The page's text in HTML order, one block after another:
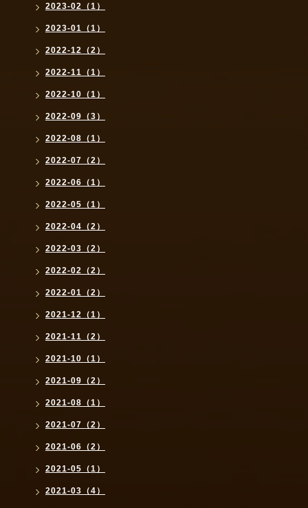
2023-02（1）
2023-01（1）
2022-12（2）
2022-11（1）
2022-10（1）
2022-09（3）
2022-08（1）
2022-07（2）
2022-06（1）
2022-05（1）
2022-04（2）
2022-03（2）
2022-02（2）
2022-01（2）
2021-12（1）
2021-11（2）
2021-10（1）
2021-09（2）
2021-08（1）
2021-07（2）
2021-06（2）
2021-05（1）
2021-03（4）